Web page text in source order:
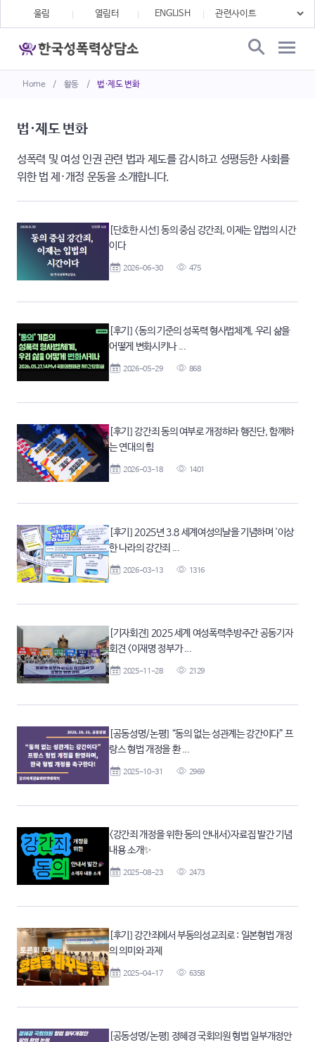
Home / 활동 / 법·제도 변화
울림 열림터 ENGLISH
법·제도 변화
성폭력 및 여성 인권 관련 법과 제도를 감시하고 성평등한 사회를
위한 법 제·개정 운동을 소개합니다.
[단호한 시선] 동의 중심 강간죄, 이제는 입법의 시간
이다
2026-06-30 475
[후기] <동의 기준의 성폭력 형사법체계, 우리 삶을
어떻게 변화시키나 ...
2026-05-29 868
[후기] 강간죄 동의 여부로 개정하라 행진단, 함께하
는 연대의 힘
2026-03-18 1401
[후기] 2025년 3.8 세계여성의날을 기념하며 '이상
한 나라의 강간죄 ...
2026-03-13 1316
[기자회견] 2025 세계 여성폭력추방주간 공동기자
회견 <이재명 정부가 ...
2025-11-28 2129
[공동성명/논평] “동의 없는 성관계는 강간이다” 프
랑스 형법 개정을 환 ...
2025-10-31 2969
<강간죄 개정을 위한 동의 안내서>자료집 발간 기념
내용 소개✨
2025-08-23 2473
[후기] 강간죄에서 부동의성교죄로 : 일본형법 개정
의 의미와 과제
2025-04-17 6358
[공동성명/논평] 정혜경 국회의원 형법 일부개정안